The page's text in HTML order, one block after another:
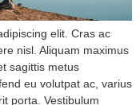
elit. Cras ac
nisl. Aliquam maximus
sagittis metus
eu volutpat ac, varius
porta. Vestibulum